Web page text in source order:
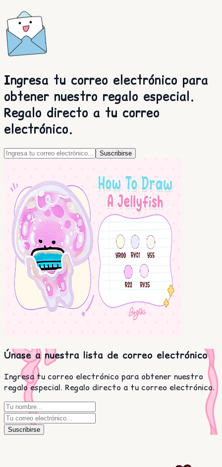
Ingresa tu correo electrónico para
obtener nuestro regalo especial.
Regalo directo a tu correo
electrónico.
Suscribirse
Únase a nuestra lista de correo electrónico
Ingresa tu correo electrónico para obtener nuestro
regalo especial. Regalo directo a tu correo electrónico.
Suscribirse